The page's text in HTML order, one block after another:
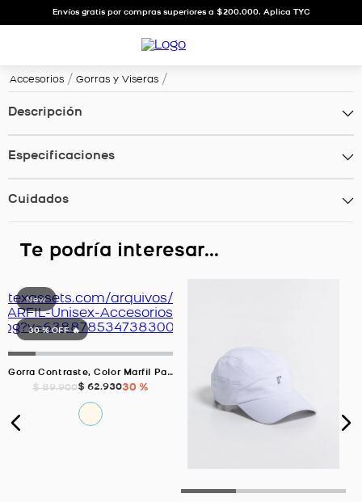
Envíos gratis por compras superiores a $200.000. Aplica TYC
Accesorios Gorras y Viseras
Descripción
Especificaciones
Cuidados
Te podría interesar...
30 % OFF 🔥
Gorra Contraste, Color Marfil Para Unisex
$ 89.900$ 62.93030 %